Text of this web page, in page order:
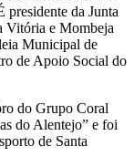
presidente da Junta
Vitória e Mombeja
Municipal de
de Apoio Social do
do Grupo Coral
do Alentejo” e foi
de Santa